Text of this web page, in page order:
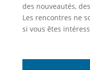
des nouveautés,
Les rencontres ne
si vous êtes